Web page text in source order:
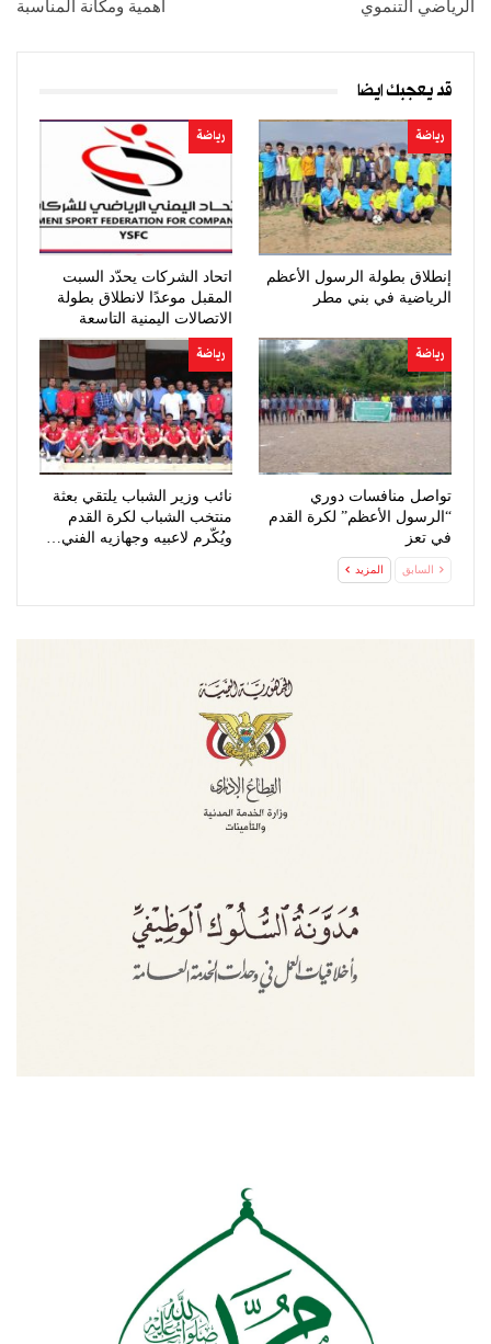
الرياضي التنموي أهمية ومكانة المناسبة
قد يعجبك ايضا
رياضة
إنطلاق بطولة الرسول الأعظم
الرياضية في بني مطر
رياضة
اتحاد الشركات يحدّد السبت
المقبل موعدًا لانطلاق بطولة
الاتصالات اليمنية التاسعة
رياضة
تواصل منافسات دوري
“الرسول الأعظم” لكرة القدم
في تعز
رياضة
نائب وزير الشباب يلتقي بعثة
منتخب الشباب لكرة القدم
ويُكّرم لاعبيه وجهازيه الفني…
السابق المزيد